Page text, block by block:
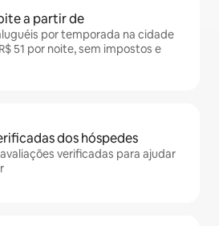
a partir de
por temporada na cidade
51 por noite, sem impostos e
dos hóspedes
avaliações verificadas para ajudar